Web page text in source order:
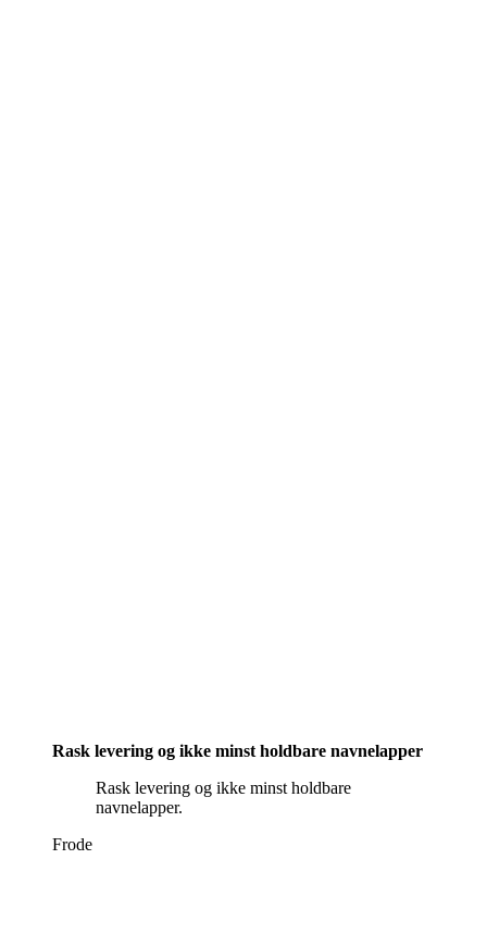
Rask levering og ikke minst holdbare navnelapper
Rask levering og ikke minst holdbare
navnelapper.
Frode